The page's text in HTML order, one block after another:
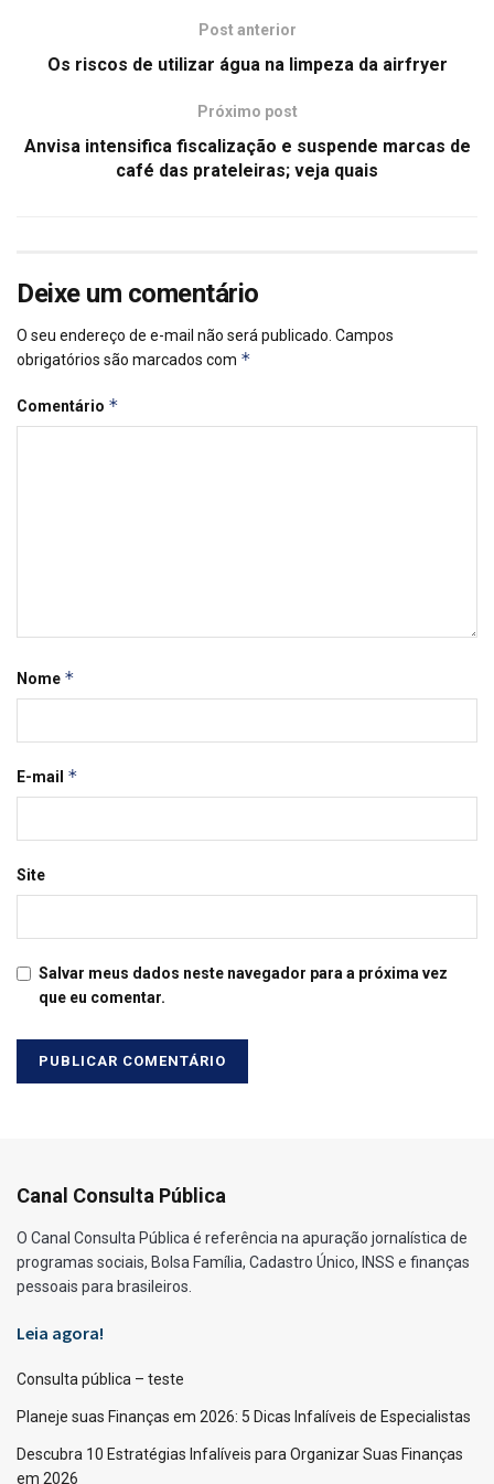
Post anterior
Os riscos de utilizar água na limpeza da airfryer
Próximo post
Anvisa intensifica fiscalização e suspende marcas de
café das prateleiras; veja quais
Deixe um comentário
O seu endereço de e-mail não será publicado. Campos
obrigatórios são marcados com *
Comentário *
Nome *
E-mail *
Site
Salvar meus dados neste navegador para a próxima vez
que eu comentar.
Canal Consulta Pública
O Canal Consulta Pública é referência na apuração jornalística de
programas sociais, Bolsa Família, Cadastro Único, INSS e finanças
pessoais para brasileiros.
Leia agora!
Consulta pública – teste
Planeje suas Finanças em 2026: 5 Dicas Infalíveis de Especialistas
Descubra 10 Estratégias Infalíveis para Organizar Suas Finanças
em 2026